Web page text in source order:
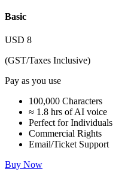
Basic
USD 8
(GST/Taxes Inclusive)
Pay as you use
100,000 Characters
≈ 1.8 hrs of AI voice
Perfect for Individuals
Commercial Rights
Email/Ticket Support
Buy Now